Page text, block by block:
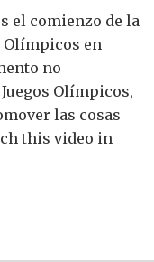
el comienzo de la
Olímpicos en
no
Olímpicos,
las cosas
this video in